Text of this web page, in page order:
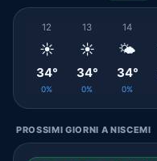
12
☀️
34°
0%
13
☀️
34°
0%
14
🌤️
34°
0%
PROSSIMI GIORNI A NISCEMI